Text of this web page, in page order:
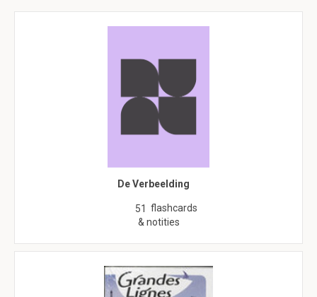
De Verbeelding
51 flashcards
& notities